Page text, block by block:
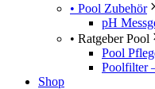
• Pool Zubehör
pH
• Ratgeber Pool
Pool
Poolfilter
Shop